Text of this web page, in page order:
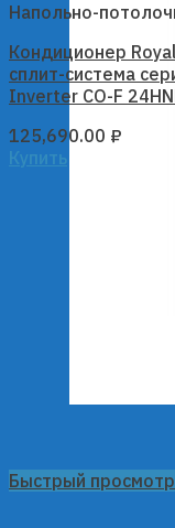
Быстрый просмотр
Напольно-
Кондиционер
сплит-система
Inverter CO-F
125,690.00 ₽
Купить